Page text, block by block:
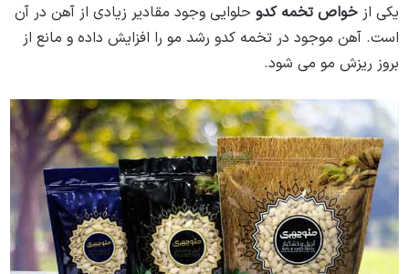
یکی از خواص تخمه کدو حلوایی وجود مقادیر زیادی از آهن در آن
است. آهن موجود در تخمه کدو رشد مو را افزایش داده و مانع از
بروز ریزش مو می شود.